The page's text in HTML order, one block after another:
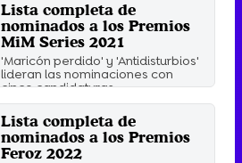
Lista completa de
nominados a los Premios
MiM Series 2021
'Maricón perdido' y 'Antidisturbios'
lideran las nominaciones con
cinco candidaturas ...
Miércoles 1 Diciembre 2021 13:45
Lista completa de
nominados a los Premios
Feroz 2022